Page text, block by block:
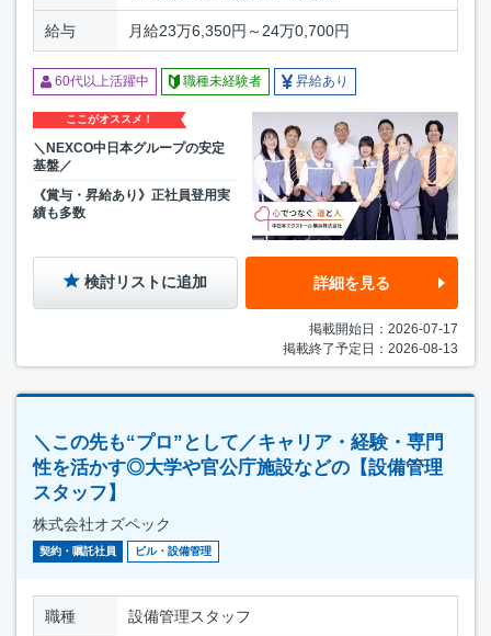
給与 月給23万6,350円～24万0,700円
60代以上活躍中 職種未経験者 昇給あり
ここがオススメ！
＼NEXCO中日本グループの安定
基盤／
《賞与・昇給あり》正社員登用実
績も多数
検討リストに追加 詳細を見る
掲載開始日：2026-07-17
掲載終了予定日：2026-08-13
＼この先も“プロ”として／キャリア・経験・専門
性を活かす◎大学や官公庁施設などの【設備管理
スタッフ】
株式会社オズペック
契約・嘱託社員 ビル・設備管理
職種 設備管理スタッフ